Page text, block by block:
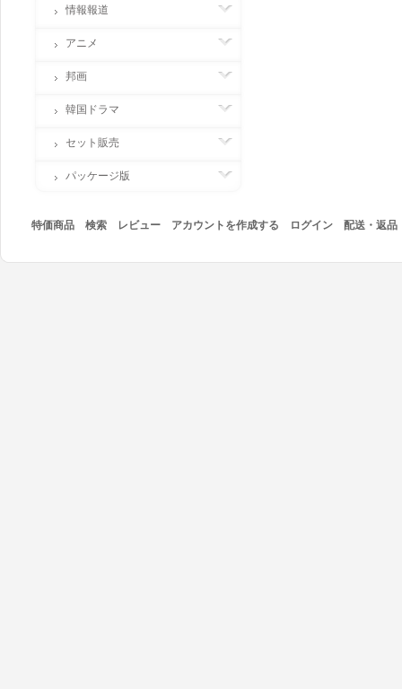
情報報道
アニメ
邦画
韓国ドラマ
セット販売
パッケージ版
特価商品 検索 レビュー アカウントを作成する ログイン 配送・返品